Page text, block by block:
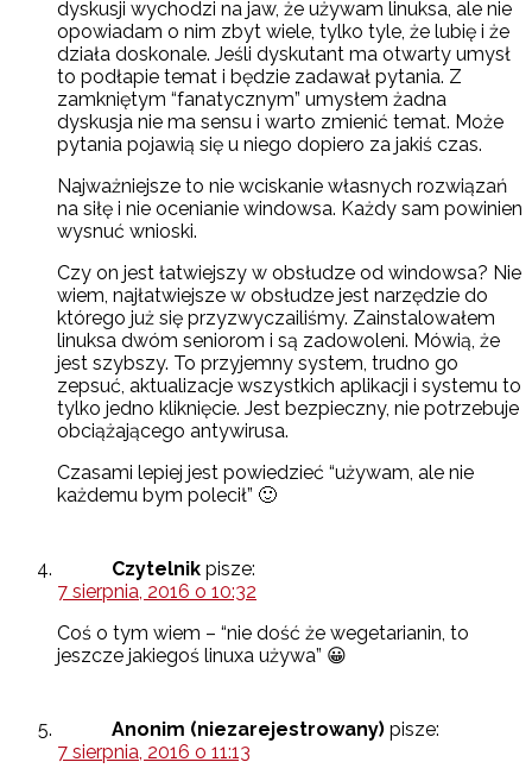
dyskusji wychodzi na jaw, że używam linuksa, ale nie
opowiadam o nim zbyt wiele, tylko tyle, że lubię i że
działa doskonale. Jeśli dyskutant ma otwarty umysł
to podłapie temat i będzie zadawał pytania. Z
zamkniętym “fanatycznym” umysłem żadna
dyskusja nie ma sensu i warto zmienić temat. Może
pytania pojawią się u niego dopiero za jakiś czas.
Najważniejsze to nie wciskanie własnych rozwiązań
na siłę i nie ocenianie windowsa. Każdy sam powinien
wysnuć wnioski.
Czy on jest łatwiejszy w obsłudze od windowsa? Nie
wiem, najłatwiejsze w obsłudze jest narzędzie do
którego już się przyzwyczailiśmy. Zainstalowałem
linuksa dwóm seniorom i są zadowoleni. Mówią, że
jest szybszy. To przyjemny system, trudno go
zepsuć, aktualizacje wszystkich aplikacji i systemu to
tylko jedno kliknięcie. Jest bezpieczny, nie potrzebuje
obciążającego antywirusa.
Czasami lepiej jest powiedzieć “używam, ale nie
każdemu bym polecił” 🙂
Czytelnik pisze:
7 sierpnia, 2016 o 10:32
Coś o tym wiem – “nie dość że wegetarianin, to
jeszcze jakiegoś linuxa używa” 😀
Anonim (niezarejestrowany) pisze:
7 sierpnia, 2016 o 11:13